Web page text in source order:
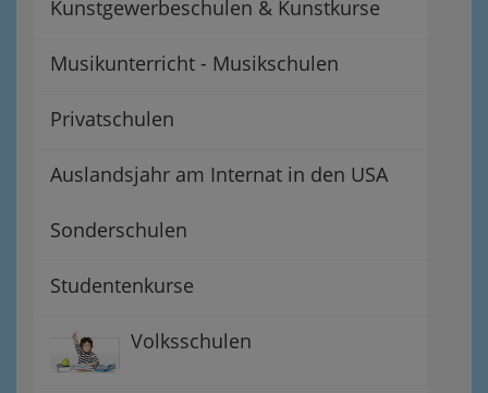
Kunstgewerbeschulen & Kunstkurse
Musikunterricht - Musikschulen
Privatschulen
Auslandsjahr am Internat in den USA
Sonderschulen
Studentenkurse
Volksschulen